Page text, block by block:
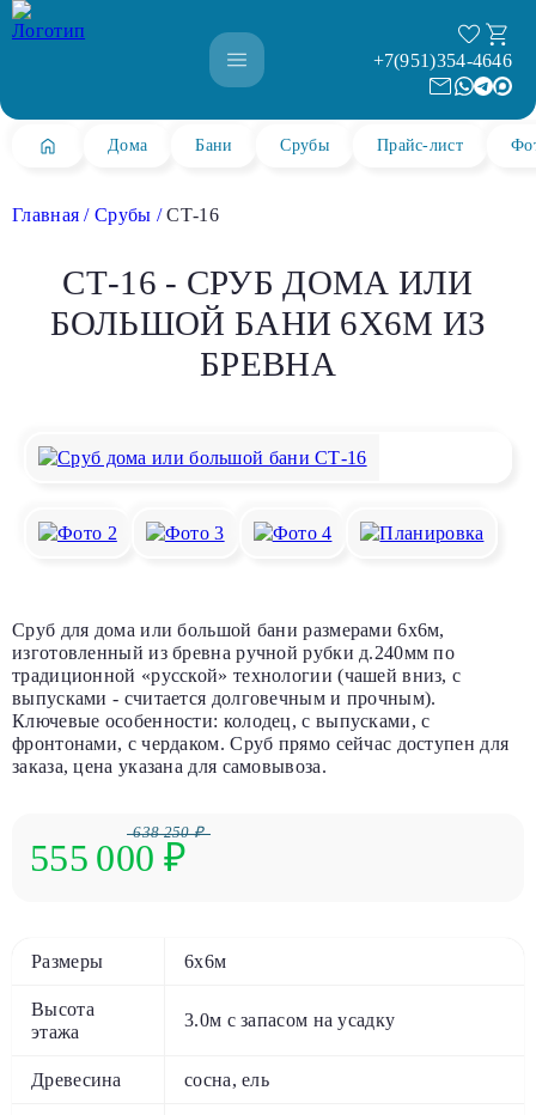
+7(951)354-4646
Дома Бани Срубы Прайс-лист
Главная Срубы СТ-16
СТ-16 - СРУБ ДОМА ИЛИ
БОЛЬШОЙ БАНИ 6Х6М ИЗ
БРЕВНА
Сруб для дома или большой бани размерами 6х6м,
изготовленный из бревна ручной рубки д.240мм по
традиционной «русской» технологии (чашей вниз, с
выпусками - считается долговечным и прочным).
Ключевые особенности: колодец, с выпусками, с
фронтонами, с чердаком. Сруб прямо сейчас доступен для
заказа, цена указана для самовывоза.
555 000
638 250 ₽
₽
Размеры 6х6м
Высота
этажа
3.0м с запасом на усадку
Древесина сосна, ель